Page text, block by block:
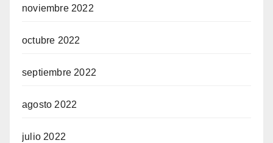
noviembre 2022
octubre 2022
septiembre 2022
agosto 2022
julio 2022